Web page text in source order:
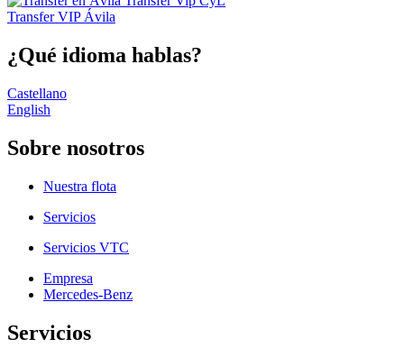
Transfer VIP Ávila
¿Qué idioma hablas?
Castellano
English
Sobre nosotros
Nuestra flota
Servicios
Servicios VTC
Empresa
Mercedes-Benz
Servicios